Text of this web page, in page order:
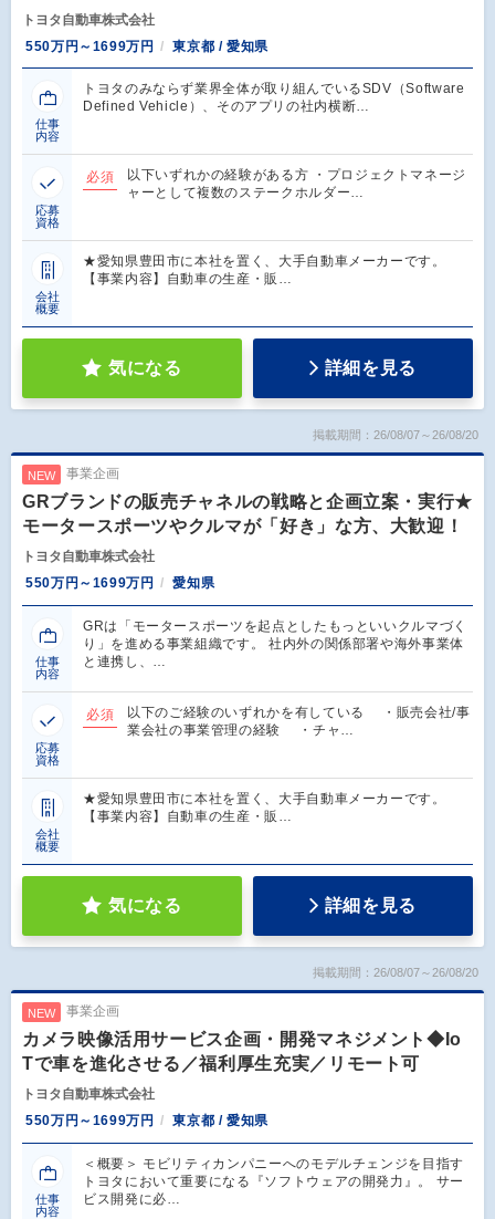
トヨタ自動車株式会社
550万円～1699万円
東京都 / 愛知県
仕事
内容
トヨタのみならず業界全体が取り組んでいるSDV（Software
Defined Vehicle）、そのアプリの社内横断…
応募
資格
必須
以下いずれかの経験がある方 ・プロジェクトマネージ
ャーとして複数のステークホルダー…
会社
概要
★愛知県豊田市に本社を置く、大手自動車メーカーです。
【事業内容】自動車の生産・販…
気になる 詳細を見る
掲載期間：26/08/07～26/08/20
NEW 事業企画
GRブランドの販売チャネルの戦略と企画立案・実行★
モータースポーツやクルマが「好き」な方、大歓迎！
トヨタ自動車株式会社
550万円～1699万円
愛知県
仕事
内容
GRは「モータースポーツを起点としたもっといいクルマづく
り」を進める事業組織です。 社内外の関係部署や海外事業体
と連携し、…
応募
資格
必須
以下のご経験のいずれかを有している ・販売会社/事
業会社の事業管理の経験 ・チャ…
会社
概要
★愛知県豊田市に本社を置く、大手自動車メーカーです。
【事業内容】自動車の生産・販…
気になる 詳細を見る
掲載期間：26/08/07～26/08/20
NEW 事業企画
カメラ映像活用サービス企画・開発マネジメント◆Io
Tで車を進化させる／福利厚生充実／リモート可
トヨタ自動車株式会社
550万円～1699万円
東京都 / 愛知県
仕事
内容
＜概要＞ モビリティカンパニーへのモデルチェンジを目指す
トヨタにおいて重要になる『ソフトウェアの開発力』。 サー
ビス開発に必…